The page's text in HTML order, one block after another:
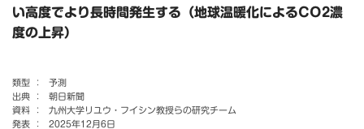
い高度でより長時間発生する（地球温暖化によるCO2濃
度の上昇）
類型 ：
予測
出典 ：
朝日新聞
資料 ：
九州大学リユウ・フイシン教授らの研究チーム
発表 ：
2025年12月6日